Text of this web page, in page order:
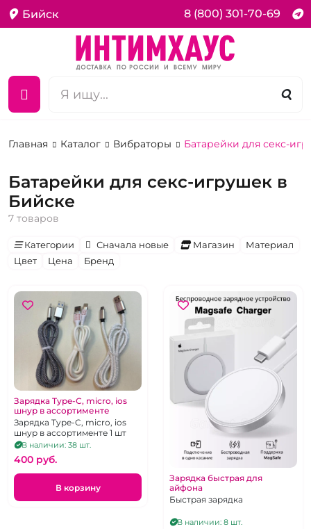
Бийск 8 (800) 301-70-69
Главная Каталог Вибраторы Батарейки для секс-
Батарейки для секс-игрушек в
Бийске
7 товаров
Категории Сначала новые Магазин
Материал
Цвет
Цена Бренд
Зарядка Type-C, micro, ios
шнур в ассортименте
Зарядка Type-C, micro, ios
шнур в ассортименте 1 шт
В наличии: 38 шт.
400 pуб.
В корзину
Зарядка быстрая для
айфона
Быстрая зарядка
В наличии: 8 шт.